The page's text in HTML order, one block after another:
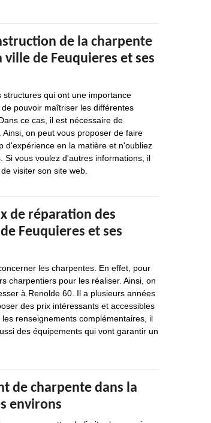
de la charpente
de Feuquieres et ses
qui ont une importance
pouvoir maîtriser les différentes
ce cas, il est nécessaire de
on peut vous proposer de faire
d'expérience en la matière et n'oubliez
Si vous voulez d'autres informations, il
visiter son site web.
de réparation des
Feuquieres et ses
les charpentes. En effet, pour
charpentiers pour les réaliser. Ainsi, on
à Renolde 60. Il a plusieurs années
des prix intéressants et accessibles
renseignements complémentaires, il
des équipements qui vont garantir un
de charpente dans la
environs